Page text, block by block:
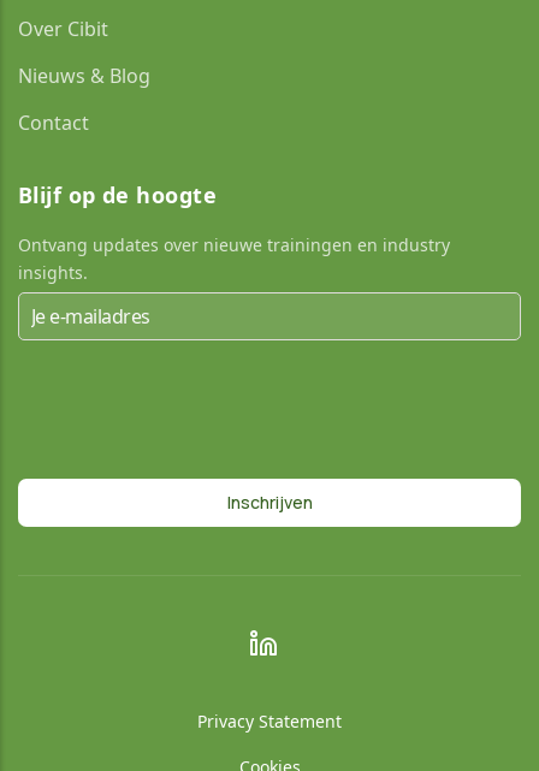
Over Cibit
Nieuws & Blog
Contact
Blijf op de hoogte
Ontvang updates over nieuwe trainingen en industry
insights.
Privacy Statement
Cookies